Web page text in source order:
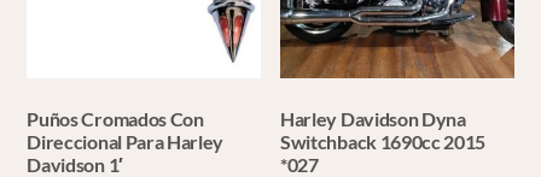
Puños Cromados Con
Direccional Para Harley
Davidson 1′
Harley Davidson Dyna
Switchback 1690cc 2015
*027